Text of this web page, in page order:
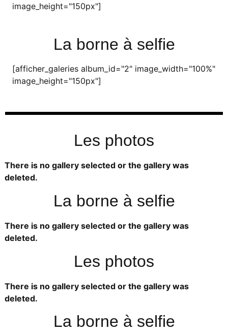
image_height="150px"]
La borne à selfie
[afficher_galeries album_id="2" image_width="100%"
image_height="150px"]
Les photos
There is no gallery selected or the gallery was
deleted.
La borne à selfie
There is no gallery selected or the gallery was
deleted.
Les photos
There is no gallery selected or the gallery was
deleted.
La borne à selfie